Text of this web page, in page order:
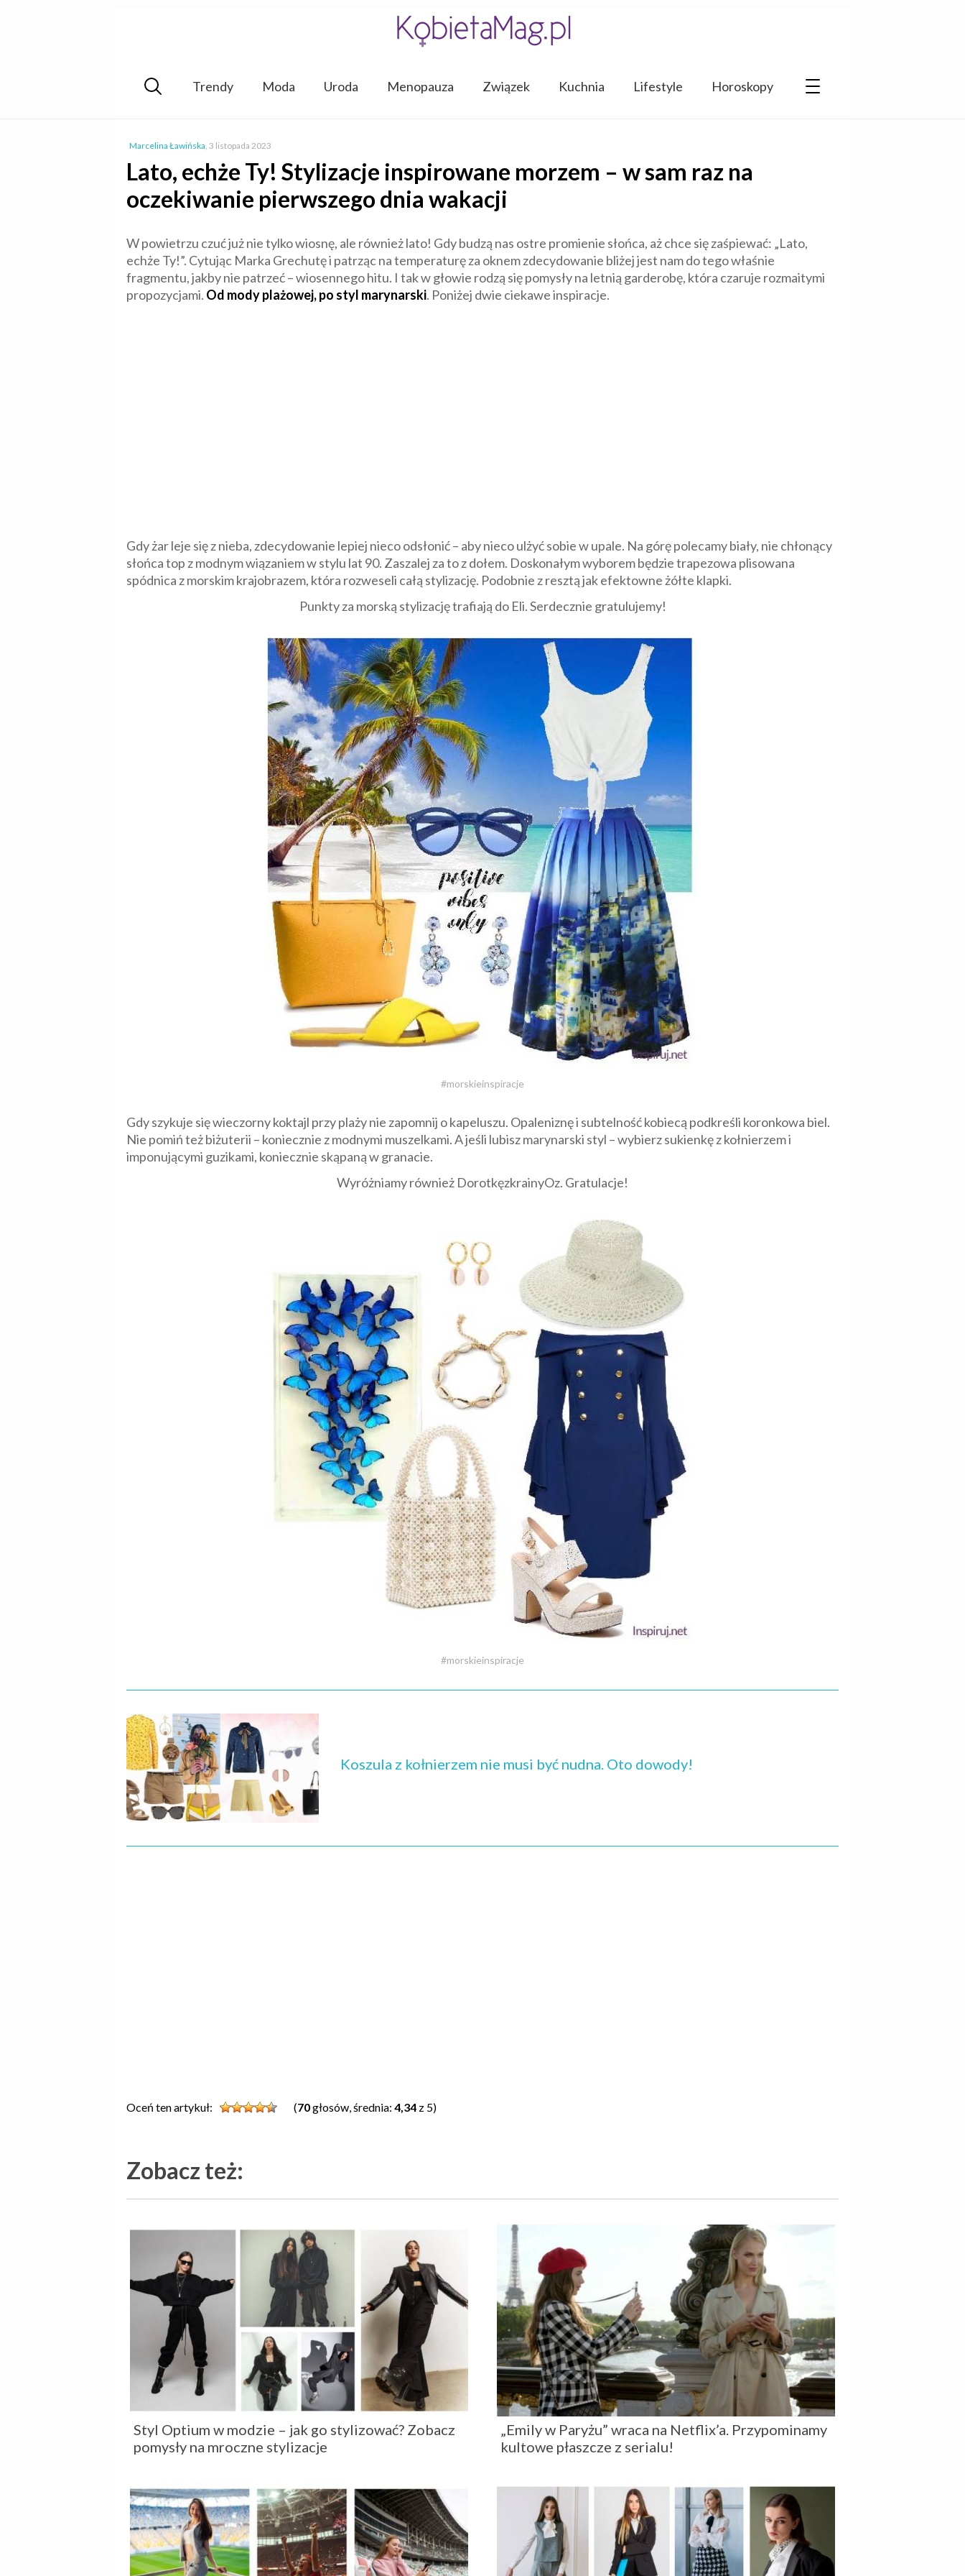
Trendy Moda Uroda Menopauza Związek Kuchnia Lifestyle Horoskopy
Marcelina Ławińska, 3 listopada 2023
Lato, echże Ty! Stylizacje inspirowane morzem – w sam raz na
oczekiwanie pierwszego dnia wakacji
W powietrzu czuć już nie tylko wiosnę, ale również lato! Gdy budzą nas ostre promienie słońca, aż chce się zaśpiewać: „Lato,
echże Ty!”. Cytując Marka Grechutę i patrząc na temperaturę za oknem zdecydowanie bliżej jest nam do tego właśnie
fragmentu, jakby nie patrzeć – wiosennego hitu. I tak w głowie rodzą się pomysły na letnią garderobę, która czaruje rozmaitymi
propozycjami. Od mody plażowej, po styl marynarski. Poniżej dwie ciekawe inspiracje.
Gdy żar leje się z nieba, zdecydowanie lepiej nieco odsłonić – aby nieco ulżyć sobie w upale. Na górę polecamy biały, nie chłonący
słońca top z modnym wiązaniem w stylu lat 90. Zaszalej za to z dołem. Doskonałym wyborem będzie trapezowa plisowana
spódnica z morskim krajobrazem, która rozweseli całą stylizację. Podobnie z resztą jak efektowne żółte klapki.
Punkty za morską stylizację trafiają do Eli. Serdecznie gratulujemy!
#morskieinspiracje
Gdy szykuje się wieczorny koktajl przy plaży nie zapomnij o kapeluszu. Opaleniznę i subtelność kobiecą podkreśli koronkowa biel.
Nie pomiń też biżuterii – koniecznie z modnymi muszelkami. A jeśli lubisz marynarski styl – wybierz sukienkę z kołnierzem i
imponującymi guzikami, koniecznie skąpaną w granacie.
Wyróżniamy również DorotkęzkrainyOz. Gratulacje!
#morskieinspiracje
Koszula z kołnierzem nie musi być nudna. Oto dowody!
Oceń ten artykuł: (70głosów, średnia: 4,34 z 5)
Zobacz też:
Styl Optium w modzie – jak go stylizować? Zobacz
pomysły na mroczne stylizacje
„Emily w Paryżu” wraca na Netflix’a. Przypominamy
kultowe płaszcze z serialu!